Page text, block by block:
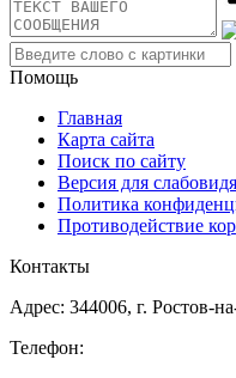
Помощь
Главная
Карта сайта
Поиск по сайту
Версия для
Политика
Противодействие
Контакты
Адрес: 344006, г. Ростов-
Телефон: